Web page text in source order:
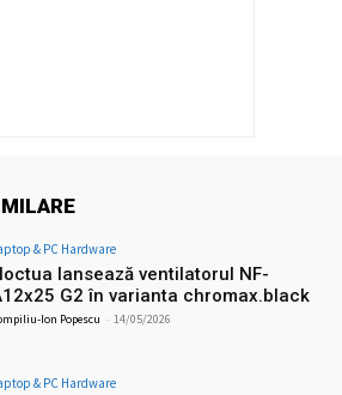
& PC Hardware
lansează ventilatorul NF-
G2 în varianta chromax.black
Ion Popescu - 14/05/2026
& PC Hardware